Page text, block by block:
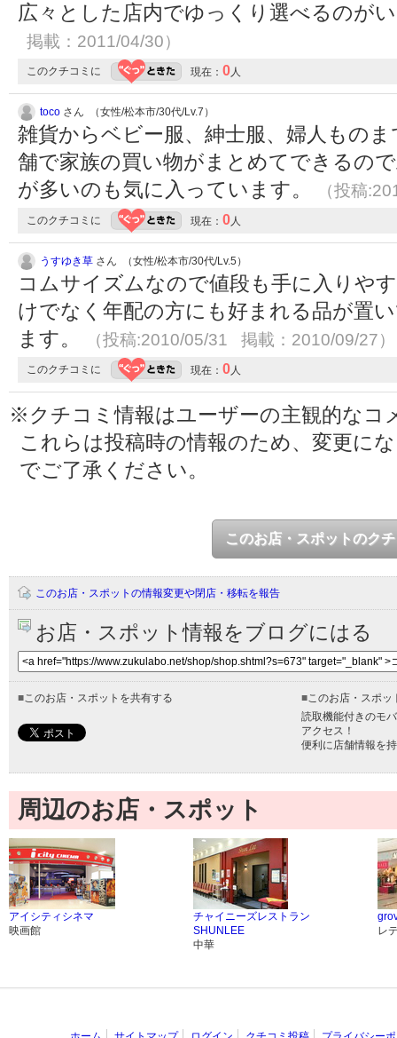
広々とした店内でゆっくり選べるのが
掲載：2011/04/30）
このクチコミに 現在： 0人
toco さん （女性/松本市/30代/Lv.7）
雑貨からベビー服、紳士服、婦人もの
舗で家族の買い物がまとめてできるの
が多いのも気に入っています。
（投稿
このクチコミに 現在： 0人
うすゆき草 さん （女性/松本市/30代/Lv.5）
コムサイズムなので値段も手に入りや
けでなく年配の方にも好まれる品が置
ます。
（投稿:2010/05/31 掲載：2010/09/27）
このクチコミに 現在： 0人
※クチコミ情報はユーザーの主観的なコ
これらは投稿時の情報のため、変更に
でご了承ください。
このお店・スポットのク
このお店・スポットの情報変更や閉店・移転を報告
お店・スポット情報をブログにはる
■このお店・スポットを共有する ■このお店・スポッ
読取機能付きのモ
アクセス！
便利に店舗情報を
周辺のお店・スポット
アイシティシネマ
映画館
チャイニーズレストラン
SHUNLEE
中華
レ